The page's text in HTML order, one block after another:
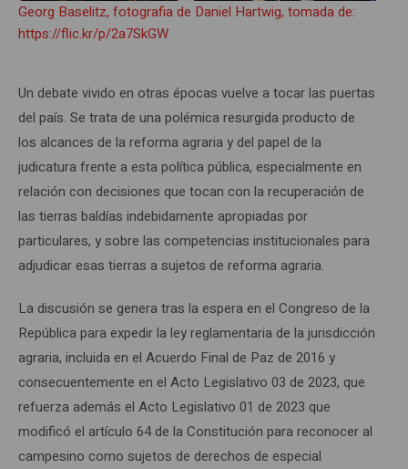
Georg Baselitz, fotografia de Daniel Hartwig, tomada de:
https://flic.kr/p/2a7SkGW
Un debate vivido en otras épocas vuelve a tocar las puertas
del país. Se trata de una polémica resurgida producto de
los alcances de la reforma agraria y del papel de la
judicatura frente a esta política pública, especialmente en
relación con decisiones que tocan con la recuperación de
las tierras baldías indebidamente apropiadas por
particulares, y sobre las competencias institucionales para
adjudicar esas tierras a sujetos de reforma agraria.
La discusión se genera tras la espera en el Congreso de la
República para expedir la ley reglamentaria de la jurisdicción
agraria, incluida en el Acuerdo Final de Paz de 2016 y
consecuentemente en el Acto Legislativo 03 de 2023, que
refuerza además el Acto Legislativo 01 de 2023 que
modificó el artículo 64 de la Constitución para reconocer al
campesino como sujetos de derechos de especial